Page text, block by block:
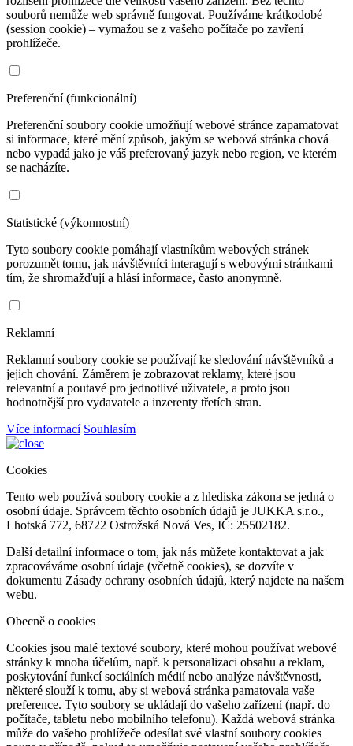
souborů nemůže web správně fungovat. Používáme krátkodobé
(session cookie) – vymažou se z vašeho počítače po zavření
prohlížeče.
Preferenční (funkcionální)
Preferenční soubory cookie umožňují webové stránce zapamatovat
si informace, které mění způsob, jakým se webová stránka chová
nebo vypadá jako je váš preferovaný jazyk nebo region, ve kterém
se nacházíte.
Statistické (výkonnostní)
Tyto soubory cookie pomáhají vlastníkům webových stránek
porozumět tomu, jak návštěvníci interagují s webovými stránkami
tím, že shromažďují a hlásí informace, často anonymně.
Reklamní
Reklamní soubory cookie se používají ke sledování návštěvníků a
jejich chování. Záměrem je zobrazovat reklamy, které jsou
relevantní a poutavé pro jednotlivé uživatele, a proto jsou
hodnotnější pro vydavatele a inzerenty třetích stran.
Více informací Souhlasím
Cookies
Tento web používá soubory cookie a z hlediska zákona se jedná o
osobní údaje. Správcem těchto osobních údajů je JUKKA s.r.o.,
Lhotská 772, 68722 Ostrožská Nová Ves, IČ: 25502182.
Další detailní informace o tom, jak nás můžete kontaktovat a jak
zpracováváme osobní údaje (včetně cookies), se dozvíte v
dokumentu Zásady ochrany osobních údajů, který najdete na našem
webu.
Obecně o cookies
Cookies jsou malé textové soubory, které mohou používat webové
stránky k mnoha účelům, např. k personalizaci obsahu a reklam,
poskytování funkcí sociálních médií nebo analýze návštěvnosti,
některé slouží k tomu, aby si webová stránka pamatovala vaše
preference. Tyto soubory se ukládají do vašeho zařízení (např. do
počítače, tabletu nebo mobilního telefonu). Každá webová stránka
může do vašeho prohlížeče odesílat své vlastní soubory cookies